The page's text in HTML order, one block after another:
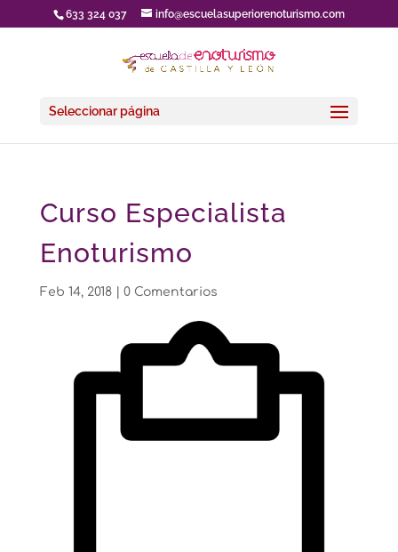
633 324 037 info@escuelasuperiorenoturismo.com
Seleccionar página
Curso Especialista
Enoturismo
Feb 14, 2018| 0 Comentarios